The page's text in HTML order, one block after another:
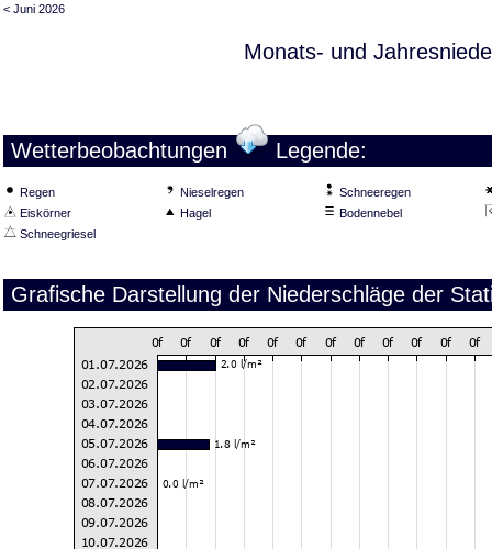
< Juni 2026
Monats- und
Wetterbeobachtungen Legende:
Regen Nieselregen
Schneeregen
Eiskörner
Hagel
Bodennebel
Schneegriesel
Grafische Darstellung der Niederschläge der